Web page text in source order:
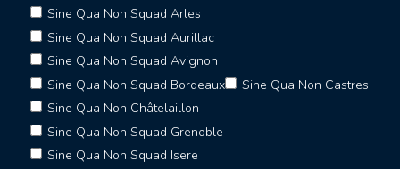
Sine Qua Non Squad Arles
Sine Qua Non Squad Aurillac
Sine Qua Non Squad Avignon
Sine Qua Non Squad Bordeaux
Sine Qua Non Castres
Sine Qua Non Châtelaillon
Sine Qua Non Squad Grenoble
Sine Qua Non Squad Isere